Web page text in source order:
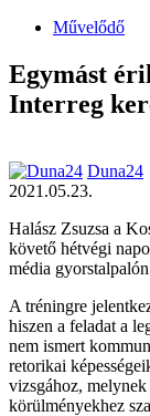
Művelődő
Egymást
Interreg
Duna24
2021.05.23.
Halász Zsuzsa a
követő hétvégi
média
A tréningre
hiszen a feladat a
nem ismert
retorikai
vizsgához,
körülményekhez